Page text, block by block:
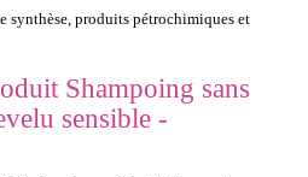
synthèse, produits pétrochimiques et
Shampoing sans
sensible -